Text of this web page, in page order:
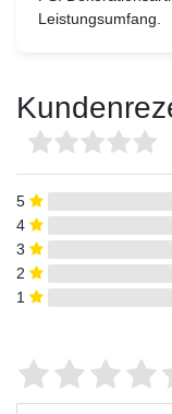
Leistungsumfang.
5
4
3
2
1